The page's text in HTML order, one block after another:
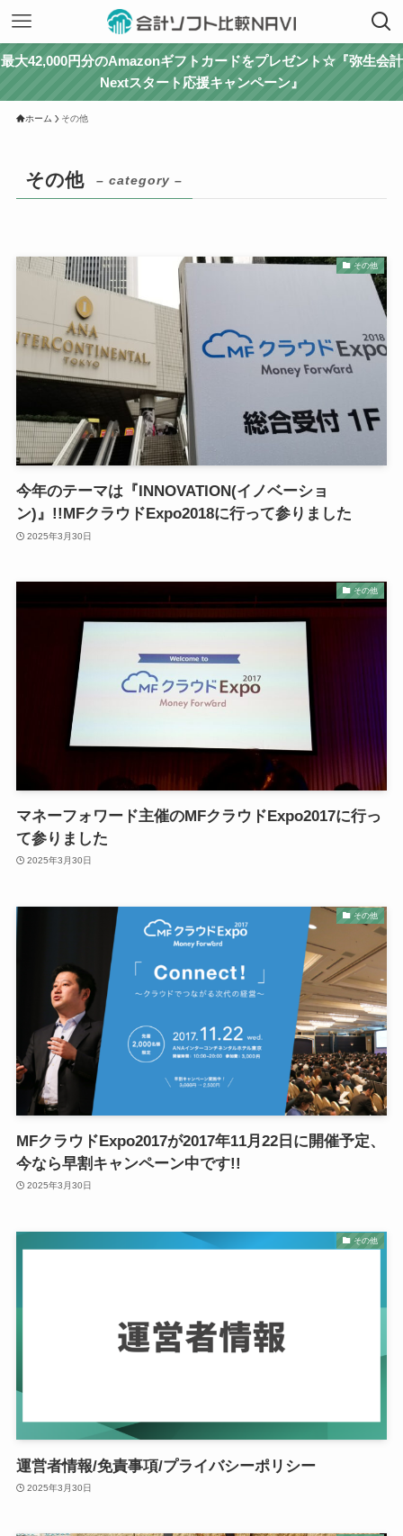
最大42,000円分のAmazonギフトカードをプレゼント☆『弥生会計
Nextスタート応援キャンペーン』
ホーム その他
その他 – category –
その他
今年のテーマは『INNOVATION(イノベーショ
ン)』!!MFクラウドExpo2018に行って参りました
2025年3月30日
その他
マネーフォワード主催のMFクラウドExpo2017に行っ
て参りました
2025年3月30日
その他
MFクラウドExpo2017が2017年11月22日に開催予定、
今なら早割キャンペーン中です!!
2025年3月30日
その他
運営者情報/免責事項/プライバシーポリシー
2025年3月30日